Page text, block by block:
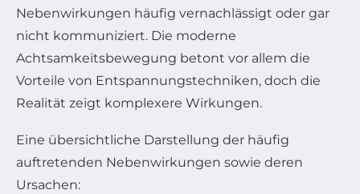
Nebenwirkungen häufig vernachlässigt oder gar
nicht kommuniziert. Die moderne
Achtsamkeitsbewegung betont vor allem die
Vorteile von Entspannungstechniken, doch die
Realität zeigt komplexere Wirkungen.
Eine übersichtliche Darstellung der häufig
auftretenden Nebenwirkungen sowie deren
Ursachen: